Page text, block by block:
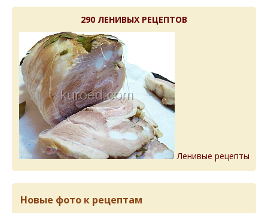
290 ЛЕНИВЫХ РЕЦЕПТОВ
Ленивые рецепты
Новые фото к рецептам